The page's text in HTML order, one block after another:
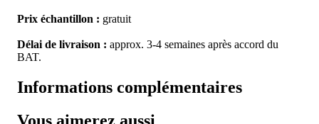
Prix échantillon : gratuit
Délai de livraison : approx. 3-4 semaines après accord du
BAT.
Informations complémentaires
Vous aimerez aussi